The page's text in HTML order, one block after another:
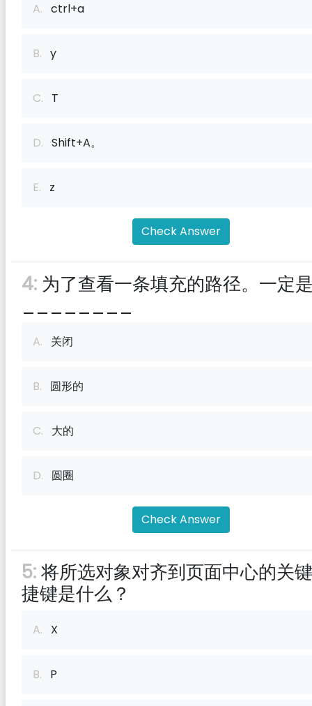
A. ctrl+a
B. y
C. T
D. Shift+A。
E. z
Check Answer
4: 为了查看一条填充的路径。一定
________
A. 关闭
B. 圆形的
C. 大的
D. 圆圈
Check Answer
5:将所选对象对齐到页面中心的关
捷键是什么？
A. X
B. P